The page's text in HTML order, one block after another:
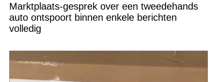
Marktplaats-gesprek over een tweedehands
auto ontspoort binnen enkele berichten
volledig